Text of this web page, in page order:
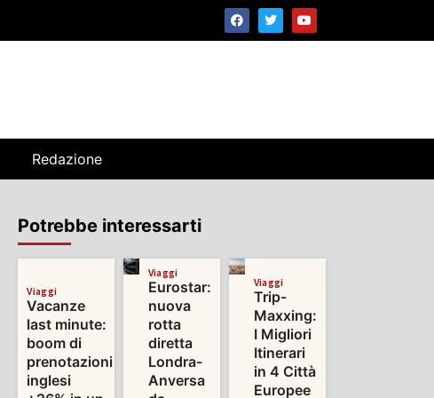
Redazione
Potrebbe interessarti
Viaggi
Vacanze
last minute:
boom di
prenotazioni
inglesi
Viaggi
Eurostar:
nuova
rotta
diretta
Londra-
Anversa
Viaggi
Trip-
Maxxing:
I Migliori
Itinerari
in 4 Città
Europee